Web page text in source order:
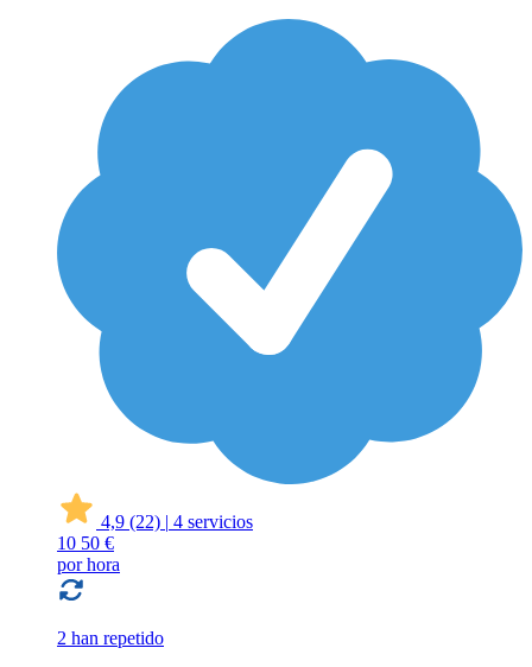
4,9 (22) | 4 servicios
10 50 €
por hora
2 han repetido